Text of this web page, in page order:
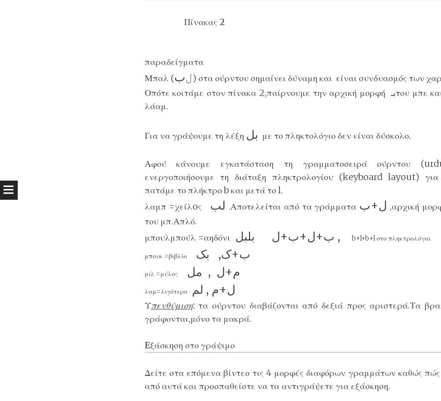
Πίνακας 2
παραδείγματα
Μπαλ (بل) στα ούρντου σημαίνει δύναμη και είναι συνδυασμός των
Οπότε κοιτάμε στον πίνακα 2,παίρνουμε την αρχική μορφή بـτου μπε
λάαμ.
Για να γράψουμε τη λέξη بل με το πληκτολόγιο δεν είναι δύσκολο.
Αφού κάνουμε εγκατάσταση τη γραμματοσειρά ούρντου
ενεργοποιήσουμε τη διάταξη πληκτρολογίου (keyboard layout)
πατάμε το πλήκτρο b και μετά το l.
λαμπ =χείλoς لب .Αποτελείται από τα γράμματα ل+ب ,αρχική
του μπ.Απλό.
μπουλμπούλ =αηδόνι ب+ل+ب+ل بلبل , b+l+b+l στο πληκτρολόγιο.
μπουκ =βιβλίο ب+ک, بک
μιλ =μύλος م+ل , مل
λαμ=λιγότερο ل+م , لم
Υπενθύμιση: τα ούρντου διαβάζονται από δεξιά προς αριστερά.Τα
γράφονται,μόνο τα μακρά.
Eξάσκηση στο γράψιμο
Δείτε στα επόμενα βίντεο τις 4 μορφές διαφόρων γραμμάτων καθώς
από αυτά και προσπαθείστε να τα αντιγράψετε για εξάσκηση.